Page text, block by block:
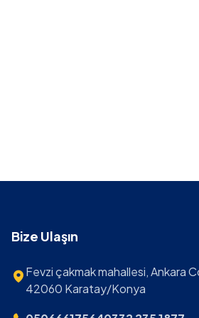
Bize Ulaşın
Fevzi çakmak mahallesi, Ankara
42060 Karatay/Konya